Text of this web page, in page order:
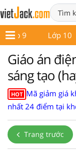
Lớp 9 Lớp 10
Giáo án
sáng tạo
HOT Mã giảm giá
nhất 24 điểm tại
Trang trước